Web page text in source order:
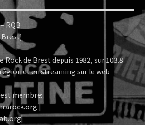
RQB
Brest)
Rock de Brest depuis 1982, sur 103.8
et en streaming sur le web
est membre:
|